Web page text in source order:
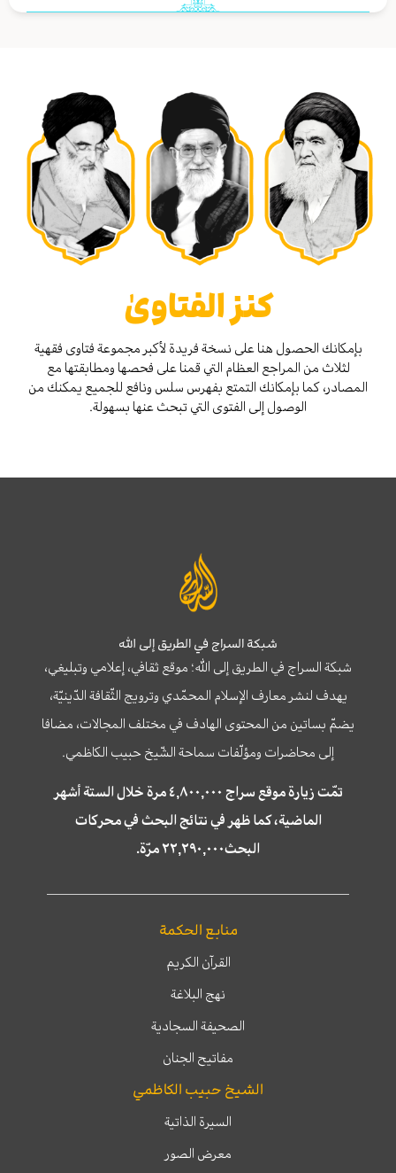
كنز الفتاوىٰ
بإمكانك الحصول هنا على نسخة فريدة لأكبر مجموعة فتاوى فقهية
لثلاث من المراجع العظام التي قمنا على فحصها ومطابقتها مع
المصادر، كما بإمكانك التمتع بفهرس سلس ونافع للجميع يمكنك من
الوصول إلى الفتوى التي تبحث عنها بسهولة.
شبكة السراج في الطريق إلى الله
شبكة السراج في الطريق إلى الله؛ موقع ثقافي، إعلامي وتبليغي،
يهدف لنشر معارف الإسلام المحمّدي وترويج الثّقافة الدّينيّة،
يضمّ بساتين من المحتوى الهادف في مختلف المجالات، مضافا
إلى محاضرات ومؤلّفات سماحة الشّيخ حبيب الكاظمي.
تمّت زيارة موقع سراج ٤,٨٠٠,٠٠٠ مرة خلال الستة أشهر
الماضية، كما ظهر في نتائج البحث في محركات
البحث٢٢,٢٩٠,٠٠٠ مرّة.
منابع الحكمة
القرآن الكريم
نهج البلاغة
الصحيفة السجادية
مفاتيح الجنان
الشيخ حبيب الكاظمي
السيرة الذاتية
معرض الصور